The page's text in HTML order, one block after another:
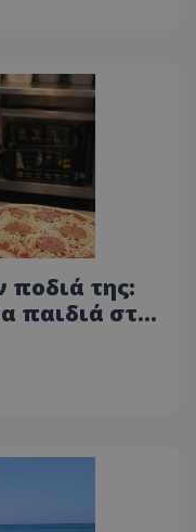
ποδιά της:
παιδιά στη